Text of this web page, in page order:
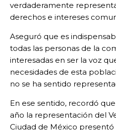
verdaderamente
derechos e intereses
Aseguró que es
todas las personas de la
interesadas en ser la voz
necesidades de esta
no se ha sentido
En ese sentido, recordó
año la representación del
Ciudad de México